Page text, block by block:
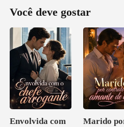
Você deve gostar
Envolvida com
Marido